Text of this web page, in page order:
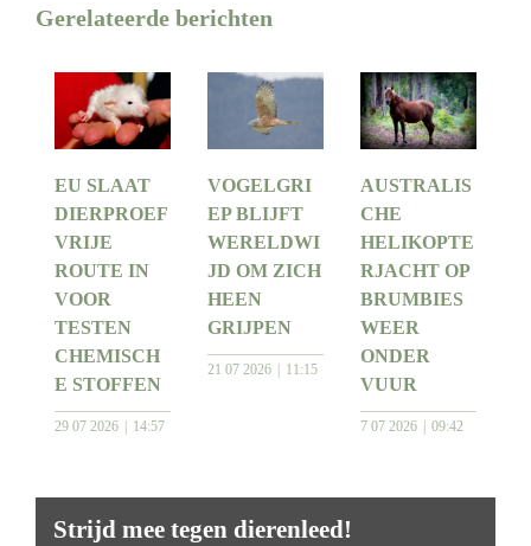
Gerelateerde berichten
EU SLAAT
DIERPROEF
VRIJE
ROUTE IN
VOOR
TESTEN
CHEMISCH
E STOFFEN
29 07 2026 14:57
VOGELGRI
EP BLIJFT
WERELDWI
JD OM ZICH
HEEN
GRIJPEN
21 07 2026 11:15
AUSTRALIS
CHE
HELIKOPTE
RJACHT OP
BRUMBIES
WEER
ONDER
VUUR
7 07 2026 09:42
Strijd mee tegen dierenleed!